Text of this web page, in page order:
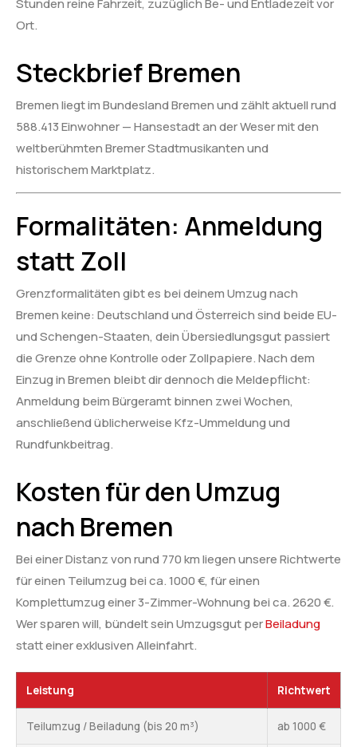
Stunden reine Fahrzeit, zuzüglich Be- und Entladezeit vor
Ort.
Steckbrief Bremen
Bremen liegt im Bundesland Bremen und zählt aktuell rund
588.413 Einwohner — Hansestadt an der Weser mit den
weltberühmten Bremer Stadtmusikanten und
historischem Marktplatz.
Formalitäten: Anmeldung
statt Zoll
Grenzformalitäten gibt es bei deinem Umzug nach
Bremen keine: Deutschland und Österreich sind beide EU-
und Schengen-Staaten, dein Übersiedlungsgut passiert
die Grenze ohne Kontrolle oder Zollpapiere. Nach dem
Einzug in Bremen bleibt dir dennoch die Meldepflicht:
Anmeldung beim Bürgeramt binnen zwei Wochen,
anschließend üblicherweise Kfz-Ummeldung und
Rundfunkbeitrag.
Kosten für den Umzug
nach Bremen
Bei einer Distanz von rund 770 km liegen unsere Richtwerte
für einen Teilumzug bei ca. 1000 €, für einen
Komplettumzug einer 3-Zimmer-Wohnung bei ca. 2620 €.
Wer sparen will, bündelt sein Umzugsgut perBeiladung
statt einer exklusiven Alleinfahrt.
Leistung Richtwert
Teilumzug / Beiladung (bis 20 m³) ab 1000 €